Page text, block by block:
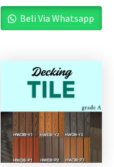
Beli Via Whatsapp